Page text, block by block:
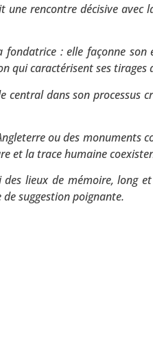
une rencontre décisive
fondatrice : elle façonne
qui caractérisent ses
central dans son
ou des monuments
et la trace humaine
lieux de mémoire, long
de suggestion poignante.